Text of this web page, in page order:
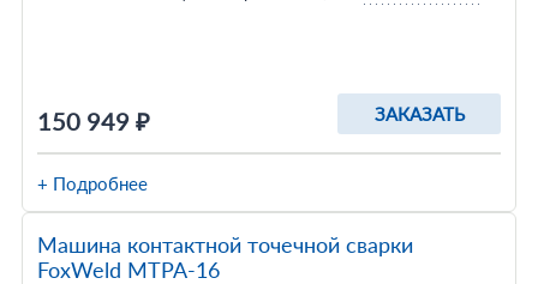
150 949 ₽ ЗАКАЗАТЬ
+ Подробнее
Машина контактной точечной сварки
FoxWeld МТРА-16